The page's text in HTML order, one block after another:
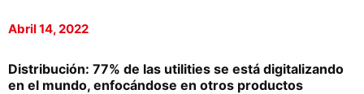
Abril 14, 2022
Distribución: 77% de las utilities se está digitalizando
en el mundo, enfocándose en otros productos